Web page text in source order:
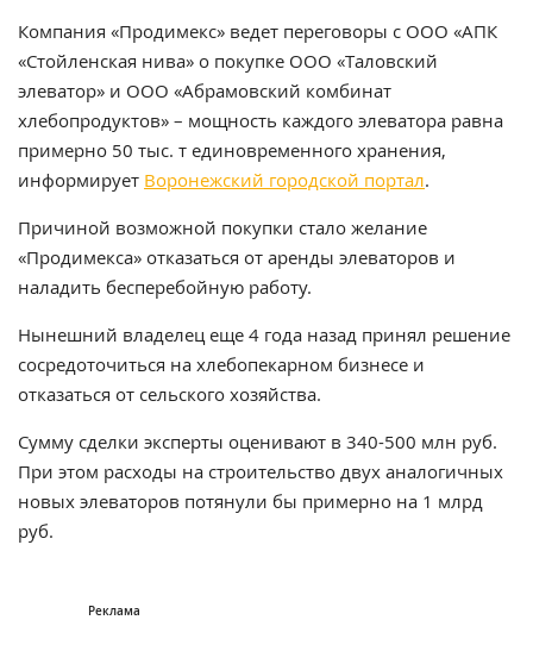
Компания «Продимекс» ведет переговоры с ООО «АПК
«Стойленская нива» о покупке ООО «Таловский
элеватор» и ООО «Абрамовский комбинат
хлебопродуктов» – мощность каждого элеватора равна
примерно 50 тыс. т единовременного хранения,
информирует Воронежский городской портал.
Причиной возможной покупки стало желание
«Продимекса» отказаться от аренды элеваторов и
наладить бесперебойную работу.
Нынешний владелец еще 4 года назад принял решение
сосредоточиться на хлебопекарном бизнесе и
отказаться от сельского хозяйства.
Сумму сделки эксперты оценивают в 340-500 млн руб.
При этом расходы на строительство двух аналогичных
новых элеваторов потянули бы примерно на 1 млрд
руб.